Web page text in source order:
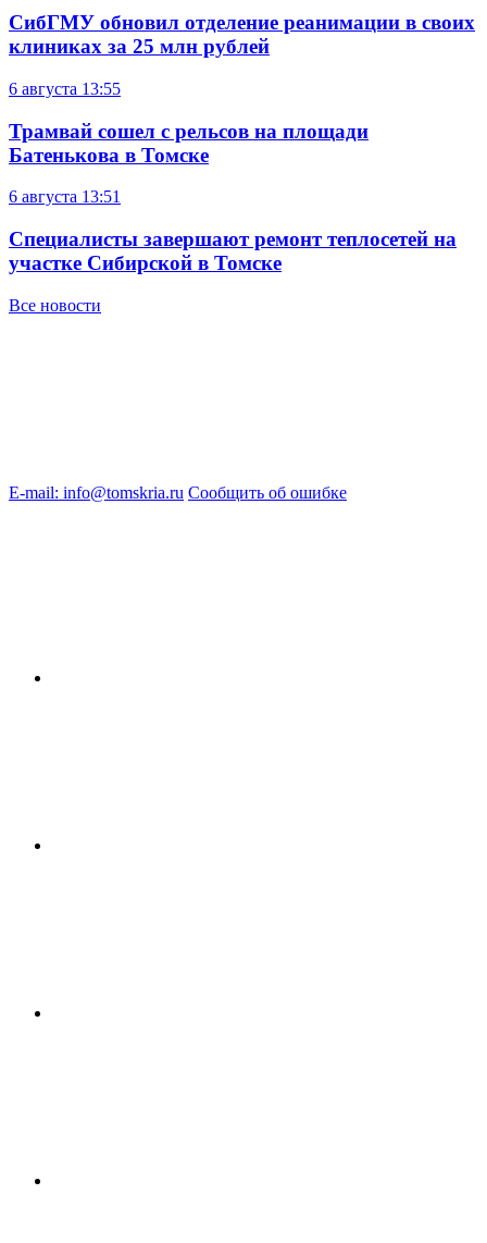
СибГМУ обновил отделение реанимации в своих
клиниках за 25 млн рублей
6 августа 13:55
Трамвай сошел с рельсов на площади
Батенькова в Томске
6 августа 13:51
Специалисты завершают ремонт теплосетей на
участке Сибирской в Томске
Все новости
E-mail: info@tomskria.ru Сообщить об ошибке